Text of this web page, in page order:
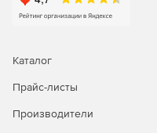
подключенном
Каталог
Прайс-листы
Производители